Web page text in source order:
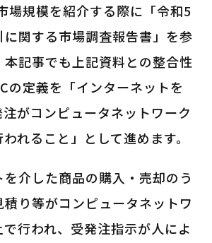
場規模を紹介する際に「令和5
関する市場調査報告書」を参
記事でも上記資料との整合性
の定義を「インターネットを
がコンピュータネットワーク
れること」として進めます。
介した商品の購入・売却のう
り等がコンピュータネットワ
行われ、受発注指示が人によ